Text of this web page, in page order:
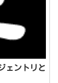
ェントリと